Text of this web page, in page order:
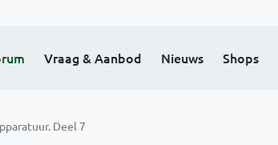
Vraag & Aanbod Nieuws Shops
Deel 7